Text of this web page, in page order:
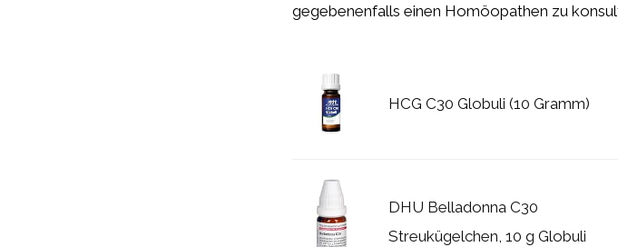
gegebenenfalls einen Homöopathen zu
HCG C30 Globuli (10 Gramm)
DHU Belladonna C30
Streukügelchen, 10 g Globuli